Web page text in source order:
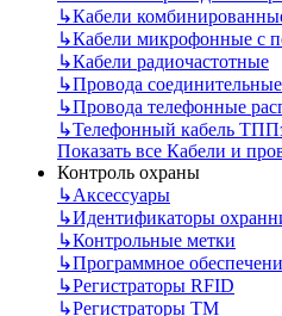
↳Кабели
↳Кабели микрофонные с
↳Кабели радиочастотные
↳Провода
↳Провода телефонные
↳Телефонный кабель
Показать все Кабели и
Контроль охраны
↳Аксессуары
↳Идентификаторы
↳Контрольные метки
↳Программное
↳Регистраторы RFID
↳Регистраторы ТМ